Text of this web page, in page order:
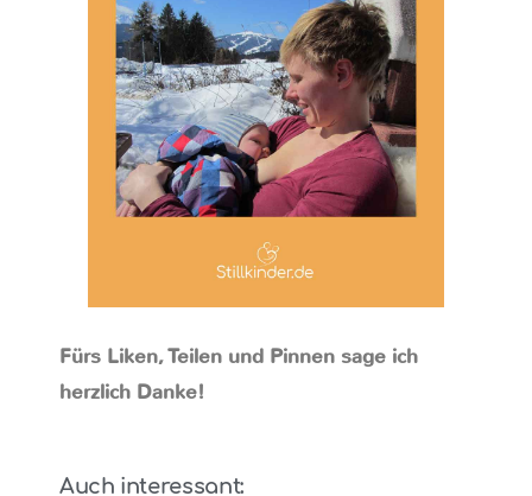
Fürs Liken, Teilen und Pinnen sage ich
herzlich Danke!
Auch interessant: